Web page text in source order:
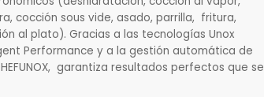
cocción sous vide, asado, parrilla, fritura,
al plato). Gracias a las tecnologías Unox
Performance y a la gestión automática de
garantiza resultados perfectos que se